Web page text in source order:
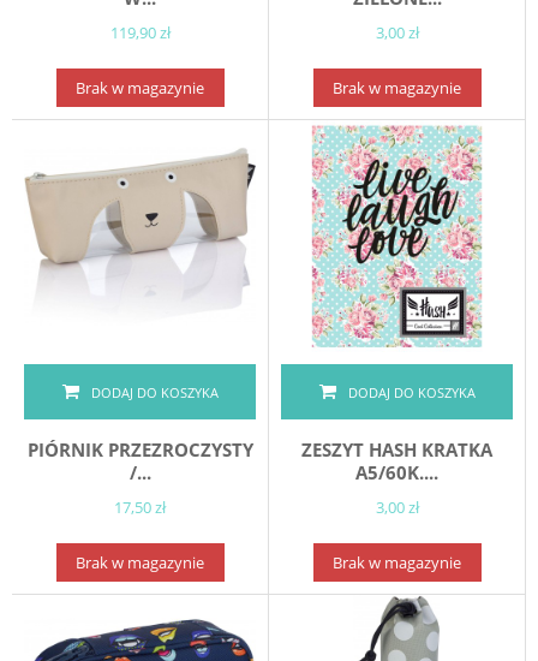
119,90 zł
Brak w magazynie
3,00 zł
Brak w magazynie
DODAJ DO KOSZYKA
PIÓRNIK PRZEZROCZYSTY
/...
17,50 zł
Brak w magazynie
DODAJ DO KOSZYKA
ZESZYT HASH KRATKA
A5/60K....
3,00 zł
Brak w magazynie